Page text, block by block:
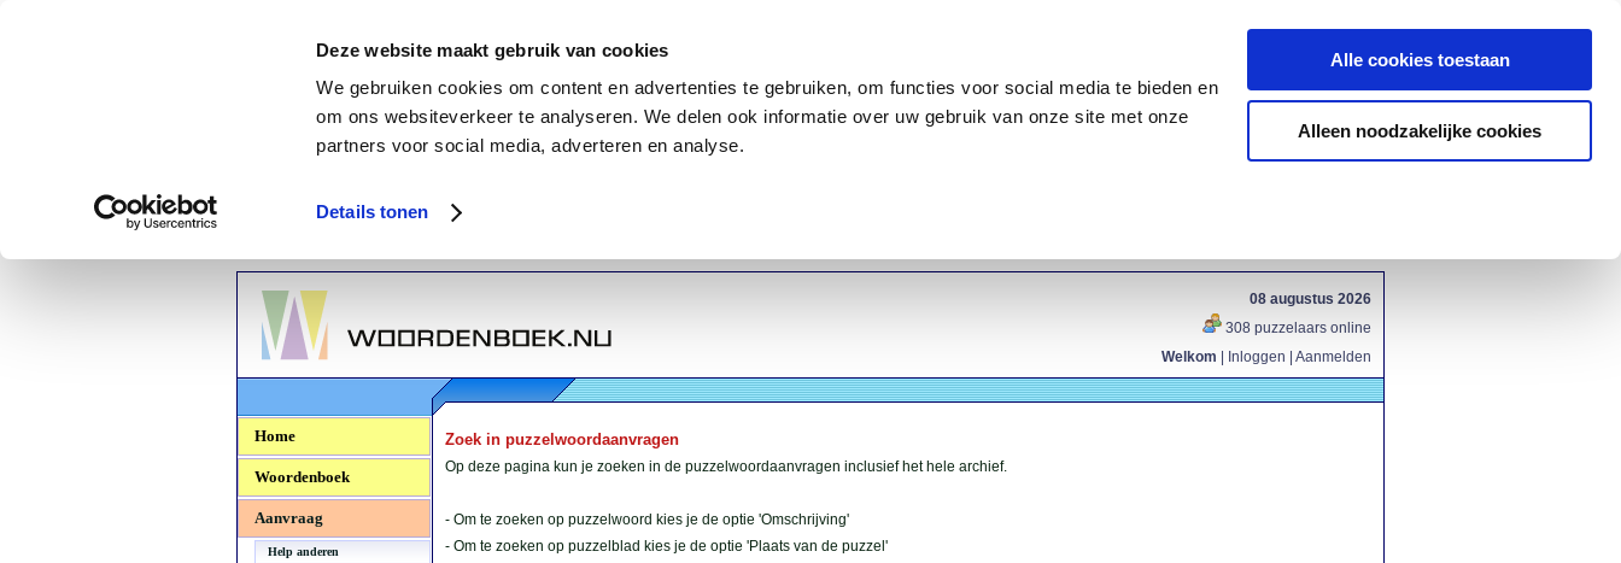
Deze website maakt gebruik van cookies
We gebruiken cookies om content en advertenties te gebruiken, om functies voor social media te bieden en
om ons websiteverkeer te analyseren. We delen ook informatie over uw gebruik van onze site met onze
partners voor social media, adverteren en analyse.
Details tonen
Alle cookies toestaan
Alleen noodzakelijke cookies
Woordenboek.NU
08 augustus 2026
308 puzzelaars online
Welkom
Inloggen Aanmelden
Home
Woordenboek
Aanvraag
Help anderen
Zoek in puzzelwoordaanvragen
Op deze pagina kun je zoeken in de puzzelwoordaanvragen inclusief het hele archief.
- Om te zoeken op puzzelwoord kies je de optie 'Omschrijving'
- Om te zoeken op puzzelblad kies je de optie 'Plaats van de puzzel'